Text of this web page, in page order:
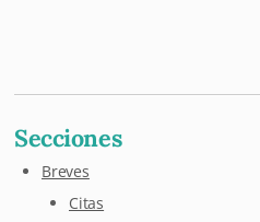
Secciones
Breves
Citas